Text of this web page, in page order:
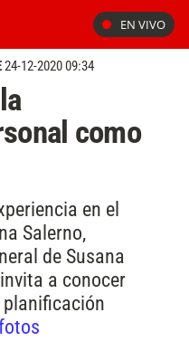
EN VIVO
24-12-2020 09:34
como
en el
Salerno,
de Susana
a conocer